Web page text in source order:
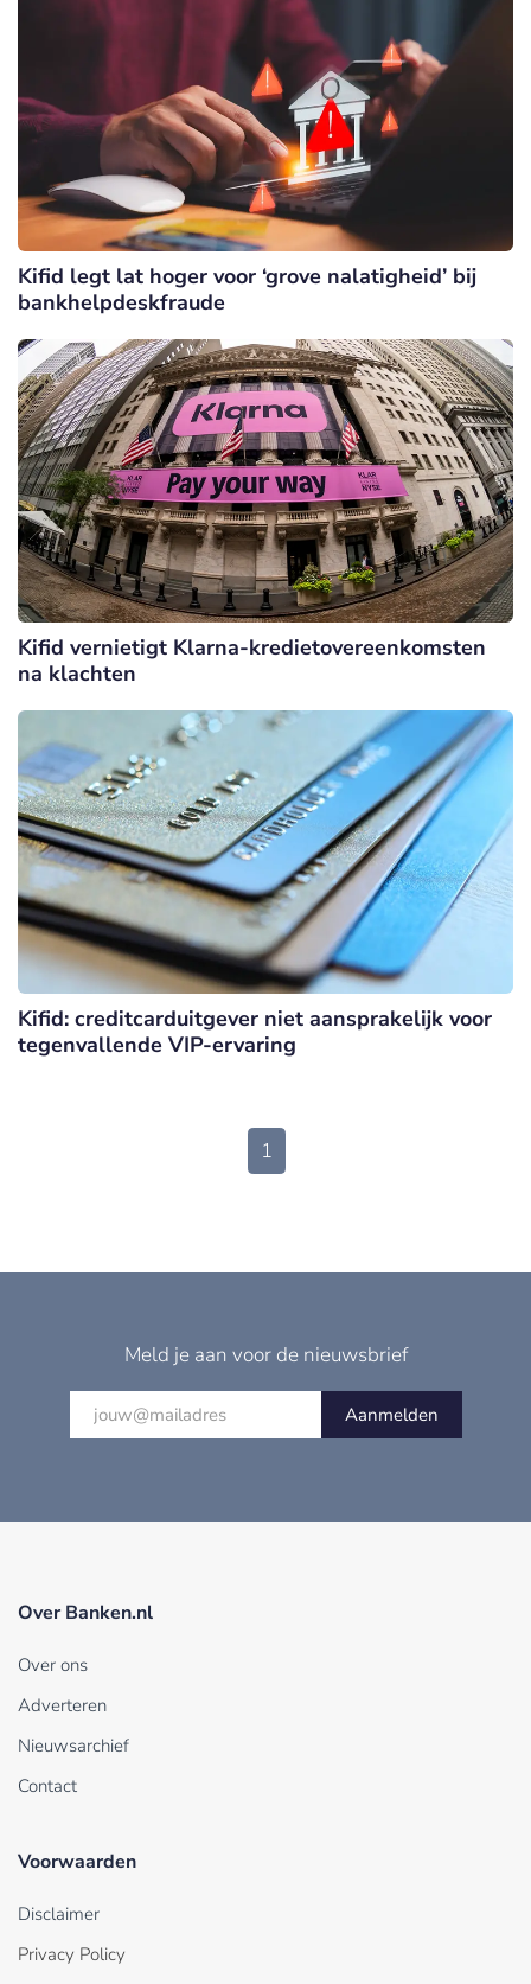
Kifid legt lat hoger voor ‘grove nalatigheid’ bij
bankhelpdeskfraude
Kifid vernietigt Klarna-kredietovereenkomsten
na klachten
Kifid: creditcarduitgever niet aansprakelijk voor
tegenvallende VIP-ervaring
1
Meld je aan voor de nieuwsbrief
Aanmelden
Over Banken.nl
Over ons
Adverteren
Nieuwsarchief
Contact
Voorwaarden
Disclaimer
Privacy Policy